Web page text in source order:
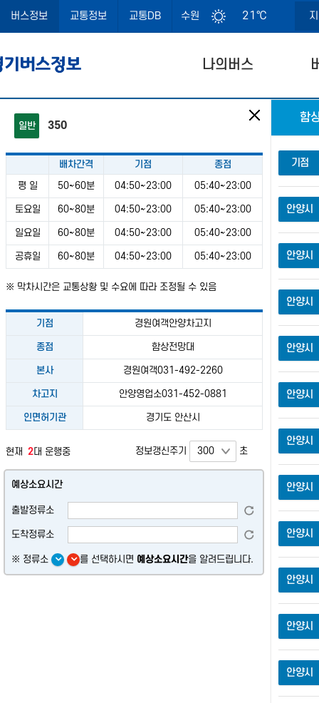
버스정보 교통정보 교통DB 수원 21℃
나의버스
공유서비스
노선번호, 정류소명, 정류소번호로 검색
경기도 버스정보시스템 이용 안내
보로 실제 상황과 차이가 있을 수 있으며, 교통상황/노선변경/
차량배차 등에 따라 달라질 수 있습니다.
※ 막차시간은 교통상황 및 수요에 따라 조정될 수 있음
※ 제공범위 : 경기도 운행 버스/ 시내.마을.공항.시외(일부)
통합검색 사용방법
① 지명(정류소명, 건물, 주소), 노선번호, 정류소 번호를 한
번에 검색할 수 있습니다.
② 검색결과는 버스, 정류소, 지하철, 장소로 구분되며 원 하
는 항목을 선택합니다.
일반 350
배차간격 기점
종점
평 일
50~60분 04:50~23:00 05:40~23:00
토요일 60~80분 04:50~23:00 05:40~23:00
일요일 60~80분 04:50~23:00 05:40~23:00
공휴일 60~80분 04:50~23:00 05:40~23:00
※ 막차시간은 교통상황 및 수요에 따라 조정될 수 있음
기점 경원여객안양차고지
종점 함상전망대
본사 경원여객031-492-2260
차고지 안양영업소031-452-0881
인면허기관 경기도 안산시
현재 2대 운행중 정보갱신주기 초
예상소요시간
출발정류소
도착정류소
※ 정류소 를 선택하시면 예상소요시간을 알려드립니다.
함
기점
안양시
안양시
안양시
안양시
안양시
안양시
안양시
안양시
안양시
안양시
안양시
주변정
주변관